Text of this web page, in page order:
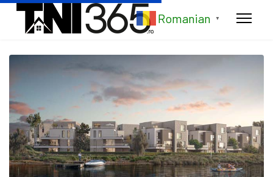
Romanian ▼